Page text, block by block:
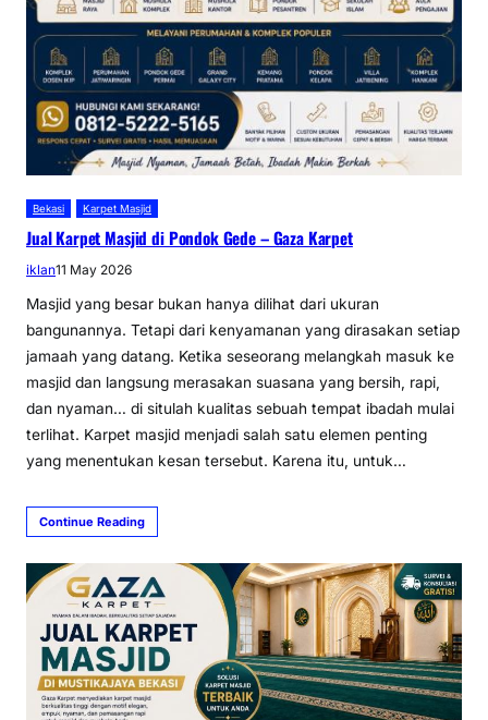
Bekasi Karpet Masjid
Jual Karpet Masjid di Pondok Gede – Gaza Karpet
iklan11 May 2026
Masjid yang besar bukan hanya dilihat dari ukuran
bangunannya. Tetapi dari kenyamanan yang dirasakan setiap
jamaah yang datang. Ketika seseorang melangkah masuk ke
masjid dan langsung merasakan suasana yang bersih, rapi,
dan nyaman… di situlah kualitas sebuah tempat ibadah mulai
terlihat. Karpet masjid menjadi salah satu elemen penting
yang menentukan kesan tersebut. Karena itu, untuk…
Continue Reading